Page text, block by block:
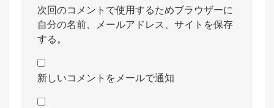
次回のコメントで使用するためブラウザーに
自分の名前、メールアドレス、サイトを保存
する。
新しいコメントをメールで通知